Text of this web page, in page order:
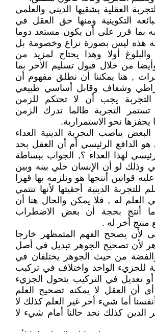
العقلية بشقيها الديني والعلمي
التكوينية ومنها حق العقل في
بما قرر على أن يكون مستعد دوما
هذه ليس بصورة نزاع وخصومة بل
أولا وهذا يحتاج لمزيد من
من خلال قبول تسليم الأخر بما
, هنا يمكننا أن نطلق مفهوم أن
وشفاف وقابل أساسي طبيعي
التجربة يجب أن لا تحتكم للزمن
التجربة طالما تدرك الزمن
يحفزها نحو الاستمرارية.
البعض يناصب التجربة الدينية العداء
هو الدافع الرئيسي أم أن العقل بحد
لهذا العداء ؟, الجواب ببساطة
وذلك لو أن الإنسان خلي بينه وبين
قوانين أنتجها هو ونلزمه بها قهرا
للتجربة الدينية أحقيتها لأنها تنتمي
العلم له , فلا يمكن والحال هنا أن
ما أنتج بحجة أن بعض الاضطراب
أخر له .
لأن يصحح الفهم المتمظهر خارجا
لأن تصحيح الجوهر تبديل في أصل
من حيث الجوهر يختلفان في
للجزيء الواحد واختلاف في تركيب
تعديل في التركيب يتحول الجزيء
أن العقل لا يمكنه تصحيح العلم
أما شيء أخر غير العلم كذلك لا
كذلك نجد حالنا أمام شيء لا